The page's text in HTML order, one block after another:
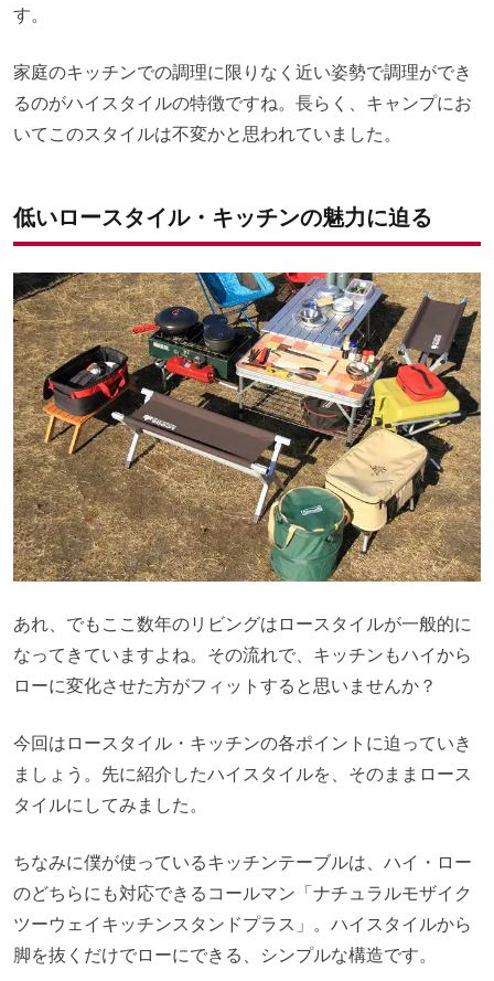
す。
家庭のキッチンでの調理に限りなく近い姿勢で調理ができ
るのがハイスタイルの特徴ですね。長らく、キャンプにお
いてこのスタイルは不変かと思われていました。
低いロースタイル・キッチンの魅力に迫る
あれ、でもここ数年のリビングはロースタイルが一般的に
なってきていますよね。その流れで、キッチンもハイから
ローに変化させた方がフィットすると思いませんか？
今回はロースタイル・キッチンの各ポイントに迫っていき
ましょう。先に紹介したハイスタイルを、そのままロース
タイルにしてみました。
ちなみに僕が使っているキッチンテーブルは、ハイ・ロー
のどちらにも対応できるコールマン「ナチュラルモザイク
ツーウェイキッチンスタンドプラス」。ハイスタイルから
脚を抜くだけでローにできる、シンプルな構造です。